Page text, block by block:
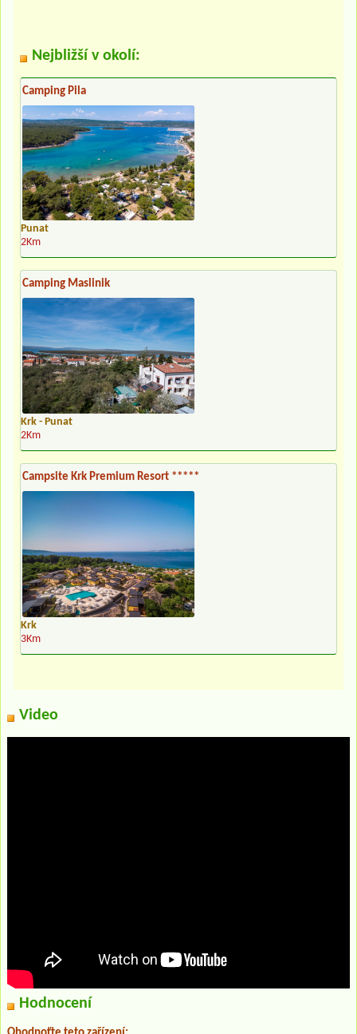
Nejbližší v okolí:
Camping Pila
Punat
2Km
Camping Maslinik
Krk - Punat
2Km
Campsite Krk Premium Resort *****
Krk
3Km
Video
Hodnocení